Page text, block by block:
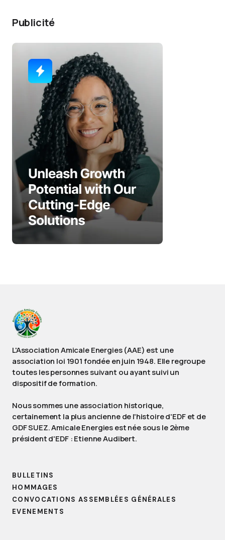
Publicité
L'Association Amicale Energies (AAE) est une
association loi 1901 fondée en juin 1948. Elle regroupe
toutes les personnes suivant ou ayant suivi un
dispositif de formation.
Nous sommes une association historique,
certainement la plus ancienne de l'histoire d'EDF et de
GDF SUEZ. Amicale Energies est née sous le 2ème
président d'EDF : Etienne Audibert.
BULLETINS
HOMMAGES
CONVOCATIONS ASSEMBLÉES GÉNÉRALES
EVENEMENTS